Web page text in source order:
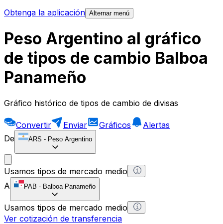
Obtenga la aplicación Alternar menú
Peso Argentino al gráfico
de tipos de cambio Balboa
Panameño
Gráfico histórico de tipos de cambio de divisas
Convertir Enviar Gráficos
Alertas
De
ARS - Peso Argentino
Usamos tipos de mercado medio
A
PAB - Balboa Panameño
Usamos tipos de mercado medio
Ver cotización de transferencia